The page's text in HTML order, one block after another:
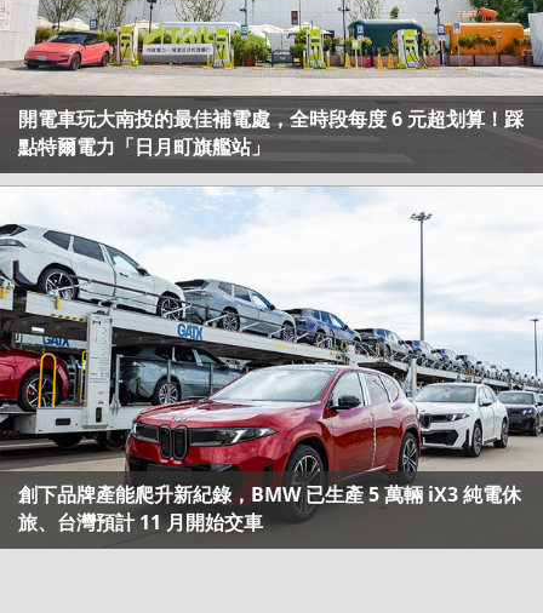
開電車玩大南投的最佳補電處，全時段每度 6 元超划算！踩
點特爾電力「日月町旗艦站」
創下品牌產能爬升新紀錄，BMW 已生產 5 萬輛 iX3 純電休
旅、台灣預計 11 月開始交車